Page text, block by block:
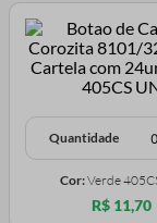
Quantidade
Cor:Verde
R$ 11,70